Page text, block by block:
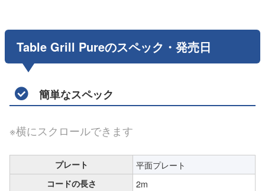
Table Grill Pureのスペック・発売日
簡単なスペック
※横にスクロールできます
プレート 平面プレート
コードの長さ 2m